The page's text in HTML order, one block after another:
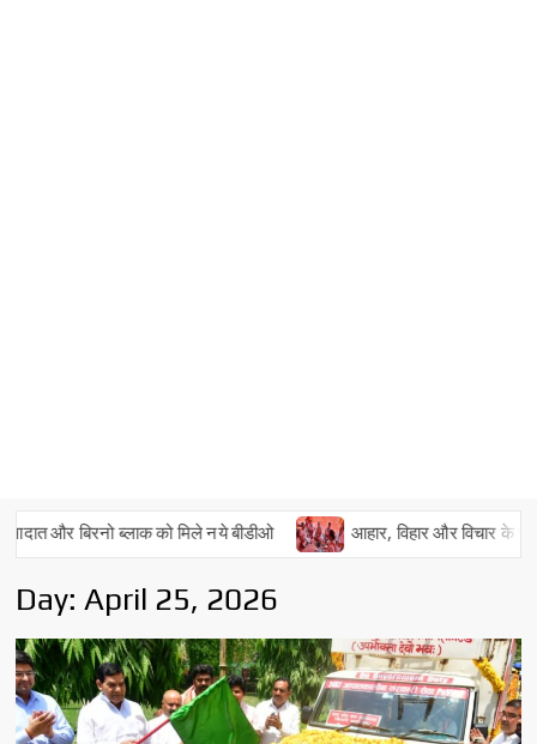
और बिरनो ब्लाक को मिले नये बीडीओ आहार, विहार और विचार के परिष्करण
Day: April 25, 2026